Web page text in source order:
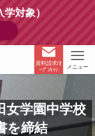
対象）
資料請求/ｵ
ｰﾌﾟﾝｷｬﾝ
メニュー
女学園中学校
を締結